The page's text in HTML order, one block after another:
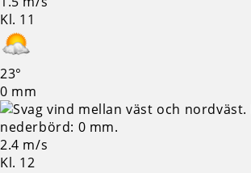
Kl. 11
23°
0 mm
2.4 m/s
Kl. 12